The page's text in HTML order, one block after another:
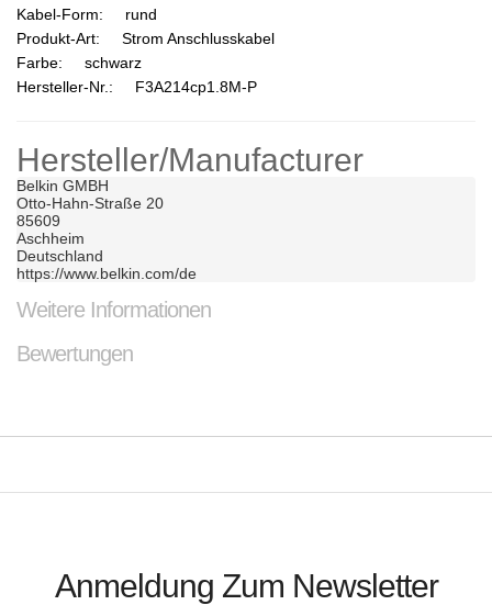
Kabel-Form: rund
Produkt-Art: Strom Anschlusskabel
Farbe: schwarz
Hersteller-Nr.: F3A214cp1.8M-P
Hersteller/Manufacturer
Belkin GMBH
Otto-Hahn-Straße 20
85609
Aschheim
Deutschland
https://www.belkin.com/de
Weitere Informationen
Bewertungen
Anmeldung Zum Newsletter